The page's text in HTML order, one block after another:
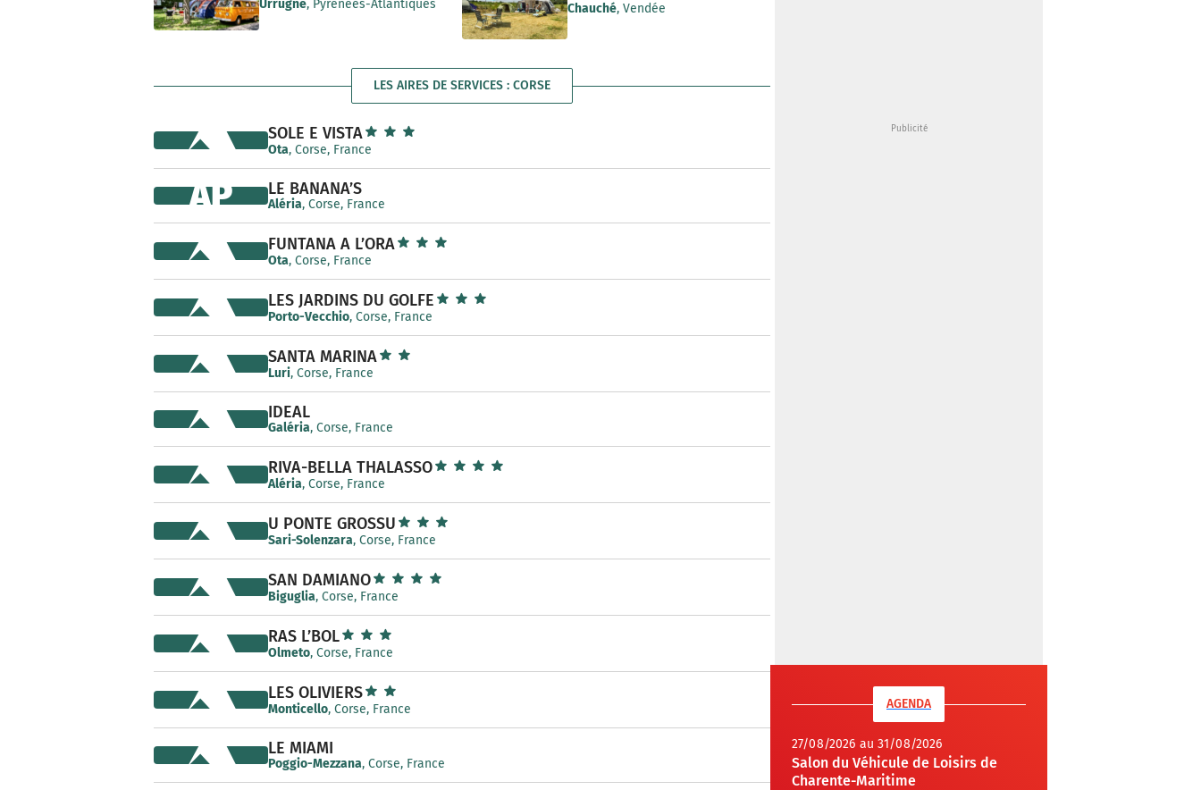
e
Urrugne, Pyrénées-Atlantiques Chauché, Vendée
LES AIRES DE SERVICES : CORSE
SOLE E VISTA
Ota, Corse, France
LE BANANA’S
Aléria, Corse, France
AP
FUNTANA A L’ORA
Ota, Corse, France
LES JARDINS DU GOLFE
Porto-Vecchio, Corse, France
SANTA MARINA
Luri, Corse, France
IDEAL
Galéria, Corse, France
RIVA-BELLA THALASSO
Aléria, Corse, France
U PONTE GROSSU
Sari-Solenzara, Corse, France
SAN DAMIANO
Biguglia, Corse, France
RAS L’BOL
Olmeto, Corse, France
LES OLIVIERS
Monticello, Corse, France
LE MIAMI
Poggio-Mezzana, Corse, France
AGENDA
27/08/2026 au 31/08/2026
Salon du Véhicule de Loisirs de
Charente-Maritime